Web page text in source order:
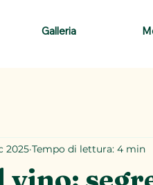
Galleria
2025 Tempo di lettura: 4 min